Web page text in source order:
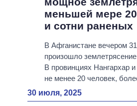
меньшей мере
и сотни раненых
В Афганистане вечером 31
произошло
В провинциях Нангархар
не менее 20 человек,
30 июля, 2025